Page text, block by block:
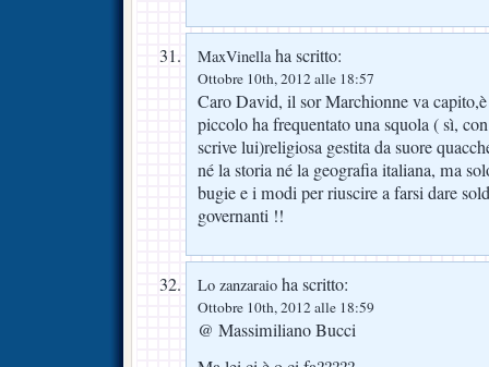
MaxVinellaha scritto:
Ottobre 10th, 2012 alle 18:57
Caro David, il sor Marchionne va capito,è
piccolo ha frequentato una squola ( sì,
scrive lui)religiosa gestita da suore
né la storia né la geografia italiana, ma
bugie e i modi per riuscire a farsi dare
governanti !!
Lo zanzaraio ha scritto:
Ottobre 10th, 2012 alle 18:59
@ Massimiliano Bucci